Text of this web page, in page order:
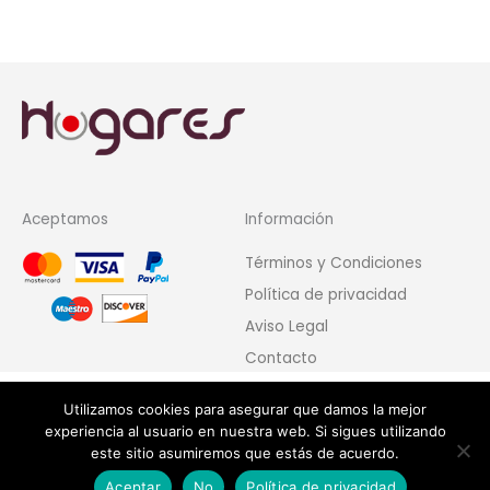
Aceptamos Información
Términos y Condiciones
Política de privacidad
Aviso Legal
Contacto
Copyright © 2026 Hogares de Hoy
Utilizamos cookies para asegurar que damos la mejor
experiencia al usuario en nuestra web. Si sigues utilizando
este sitio asumiremos que estás de acuerdo.
Aceptar
No Política de privacidad